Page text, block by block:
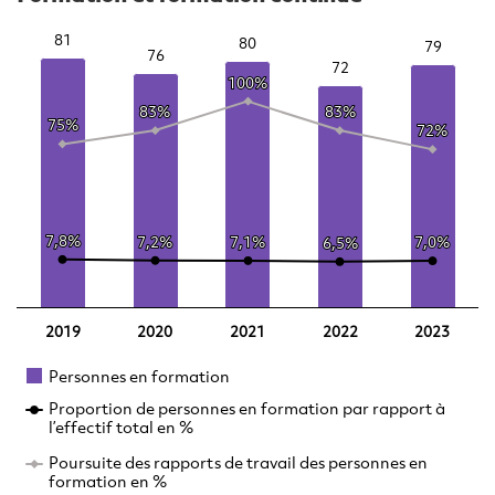
81
81
76
76
80
80
72
72
79
79
7,8%
7,8% 7,2%
7,2% 7,1%
7,1% 6,5%
6,5% 7,0%
7,0%
75%
75%
83%
83%
100%
100%
83%
83%
72%
72%
2019 2020 2021 2022 2023
Personnes en formation
Proportion de personnes en formation par rapport à
l’effectif total en %
Poursuite des rapports de travail des personnes en
formation en %